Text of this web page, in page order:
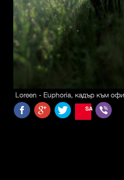
Loreen - Euphoria, кадър към
SAVE